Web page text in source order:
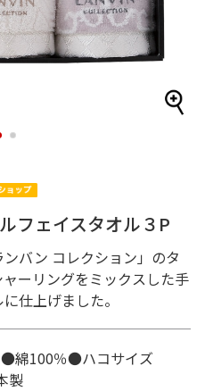
2
フェイスタオル３P
バン コレクション」のタ
ーリングをミックスした手
仕上げました。
綿100％●ハコサイズ
製